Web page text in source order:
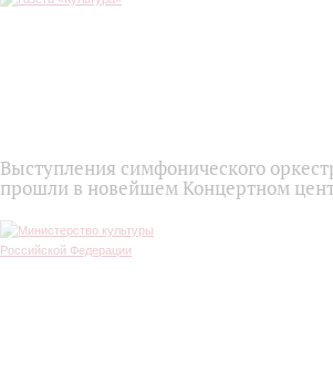
Выступления симфонического
прошли в новейшем Концертном